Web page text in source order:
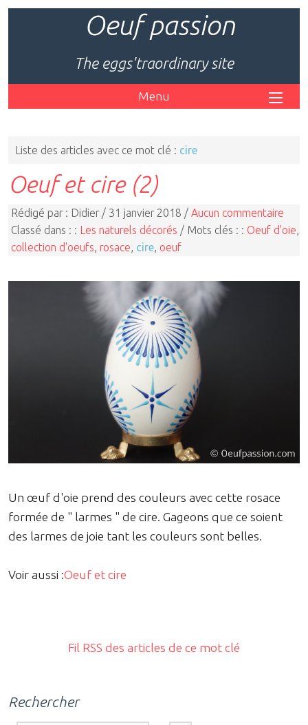
Oeuf passion
The eggs'traordinary site
Menu
Liste des articles avec ce mot clé : cire
Oeuf et cire (2)
Rédigé par : Didier / 31 janvier 2018 / Aucun commentaire
Classé dans : : Les naturels décorés / Mots clés : : Oeuf d'oie
collection d'oeufs rosace cire oeuf
Un œuf d'oie prend des couleurs avec cette rosace
formée de " larmes " de cire. Gageons que ce soient
des larmes de joie tant les couleurs sont belles.
Voir aussi :Oeuf et cire
Fil RSS des articles de ce mot clé
Rechercher